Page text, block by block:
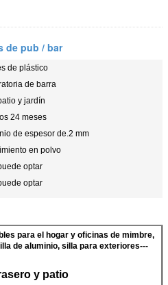
de pub / bar
de plástico
de barra
y jardín
24 meses
de espesor de.2 mm
en polvo
optar
optar
para el hogar y oficinas de mimbre,
de aluminio, silla para exteriores---
y patio